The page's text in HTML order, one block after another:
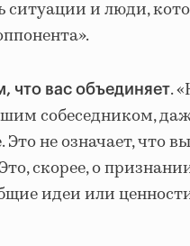
ситуации и люди,
что вас объединяет.
собеседником,
Это не означает, что
скорее, о
идеи или